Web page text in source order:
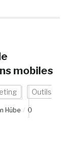
mobiles
Outils
Hübe
0